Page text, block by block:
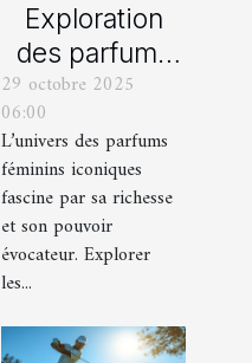
Exploration
des parfums
féminins
iconiques et
leurs
variations
29 octobre 2025
06:00
L’univers des parfums
féminins iconiques
fascine par sa richesse
et son pouvoir
évocateur. Explorer
les...